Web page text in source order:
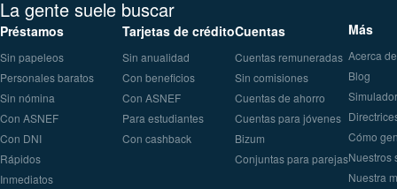
La gente suele buscar
Préstamos
Sin papeleos
Personales baratos
Sin nómina
Con ASNEF
Con DNI
Rápidos
Inmediatos
Tarjetas de crédito
Sin anualidad
Con beneficios
Con ASNEF
Para estudiantes
Con cashback
Cuentas
Cuentas remuneradas
Sin comisiones
Cuentas de ahorro
Cuentas para jóvenes
Bizum
Conjuntas para parejas
Más
Acerca
Blog
Cómo
Nuestros
Nuestra